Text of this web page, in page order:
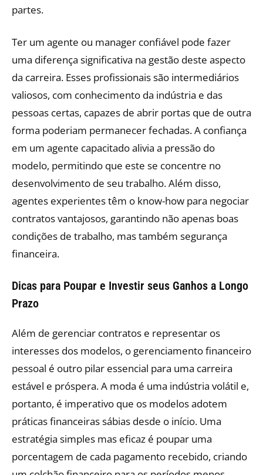
partes.
Ter um agente ou manager confiável pode fazer
uma diferença significativa na gestão deste aspecto
da carreira. Esses profissionais são intermediários
valiosos, com conhecimento da indústria e das
pessoas certas, capazes de abrir portas que de outra
forma poderiam permanecer fechadas. A confiança
em um agente capacitado alivia a pressão do
modelo, permitindo que este se concentre no
desenvolvimento de seu trabalho. Além disso,
agentes experientes têm o know-how para negociar
contratos vantajosos, garantindo não apenas boas
condições de trabalho, mas também segurança
financeira.
Dicas para Poupar e Investir seus Ganhos a Longo
Prazo
Além de gerenciar contratos e representar os
interesses dos modelos, o gerenciamento financeiro
pessoal é outro pilar essencial para uma carreira
estável e próspera. A moda é uma indústria volátil e,
portanto, é imperativo que os modelos adotem
práticas financeiras sábias desde o início. Uma
estratégia simples mas eficaz é poupar uma
porcentagem de cada pagamento recebido, criando